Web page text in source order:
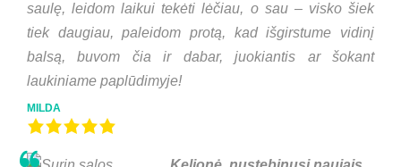
saulę, leidom laikui tekėti lėčiau, o sau – visko šiek
tiek daugiau, paleidom protą, kad išgirstume vidinį
balsą, buvom čia ir dabar, juokiantis ar šokant
laukiniame paplūdimyje!
MILDA